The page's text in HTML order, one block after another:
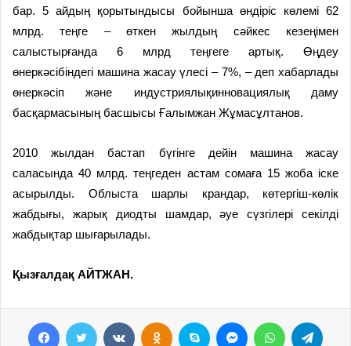
бар. 5 айдың қорытындысы бойынша өндіріс көлемі 62
млрд. теңге – өткен жылдың сәйкес кезеңімен
салыстырғанда 6 млрд теңгеге артық. Өңдеу
өнеркәсібіндегі машина жасау үлесі – 7%, – деп хабарлады
өнеркәсіп және индустриялықинновациялық даму
басқармасының басшысы Ғалымжан Жұмасұлтанов.
2010 жылдан бастап бүгінге дейін машина жасау
саласында 40 млрд. теңгеден астам сомаға 15 жоба іске
асырылды. Облыста шарлы крандар, көтергіш-көлік
жабдығы, жарық диодты шамдар, әуе сүзгілері секілді
жабдықтар шығарылады.
Қызғалдақ АЙТЖАН.